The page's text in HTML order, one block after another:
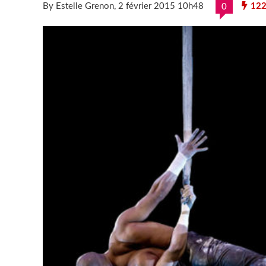
By Estelle Grenon, 2 février 2015 10h48 0